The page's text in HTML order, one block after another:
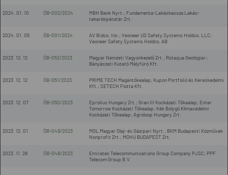
2024. 01. 10 ÖB-002/2024
MBH Bank Nyrt.; Fundamenta-Lakáskassza Lakás-
takarékpénztár Zrt.
2024. 01. 05 ÖB-001/2024
AV Bidco, Inc.; Veoneer US Safety Systems Holdco, LLC;
Veoneer Safety Systems Holdco, AB
2023. 12. 12 ÖB-052/2023
Magyar Nemzeti Vagyonkezelő Zrt.; Rotaqua Geológiai-,
Bányászati Kutató Mélyfúró Kft.
2023. 12. 12 ÖB-051/2023
PRIME TECH Magántőkealap; Kupon Portfolió és Kereskedelmi
Kft.; SETECH Flotta Kft.
2023. 12. 07 ÖB-050/2023
Eprolius Hungary Zrt.; Gran III Kockázati Tőkealap; Enter
Tomorrow Kockázati Tőkealap; Kék Bolygó Klímavédelmi
Kockázati Tőkealap; Agroloop Hungary Zrt.
2023. 12. 01 ÖB-049/2023
MOL Magyar Olaj- és Gázipari Nyrt.; BKM Budapesti Közművek
Nonprofit Zrt.; MOHU BUDAPEST Zrt.
2023. 11. 28 ÖB-048/2023
Emirates Telecommunications Group Company PJSC; PPF
Telecom Group B.V.